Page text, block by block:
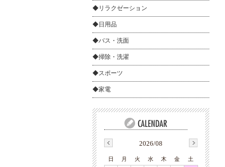
◆リラクゼーション
◆日用品
◆バス・洗面
◆掃除・洗濯
◆スポーツ
◆家電
2026/08
日 月 火 水 木 金
土